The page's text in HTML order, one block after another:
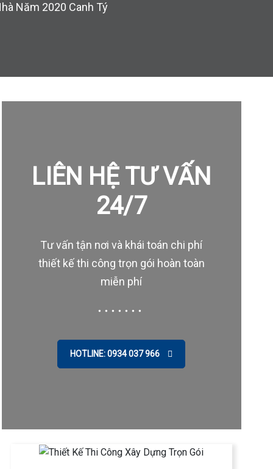
Năm 2020 Canh Tý
LIÊN HỆ TƯ VẤN
24/7
Tư vấn tận nơi và khái toán chi phí
thiết kế thi công trọn gói hoàn toàn
miễn phí
HOTLINE: 0934 037 966